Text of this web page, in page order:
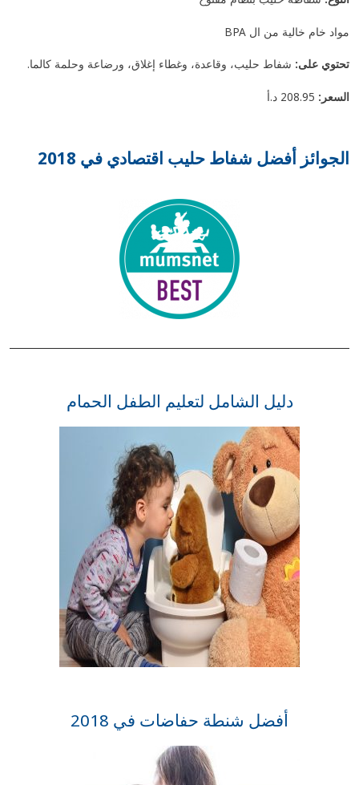
مواد خام خالية من ال BPA
تحتوي على: شفاط حليب، وقاعدة، وغطاء إغلاق، ورضاعة وحلمة كالما.
السعر:
الجوائز أفضل شفاط حليب اقتصادي في 2018
دليل الشامل لتعليم الطفل الحمام
أفضل شنطة حفاضات في 2018